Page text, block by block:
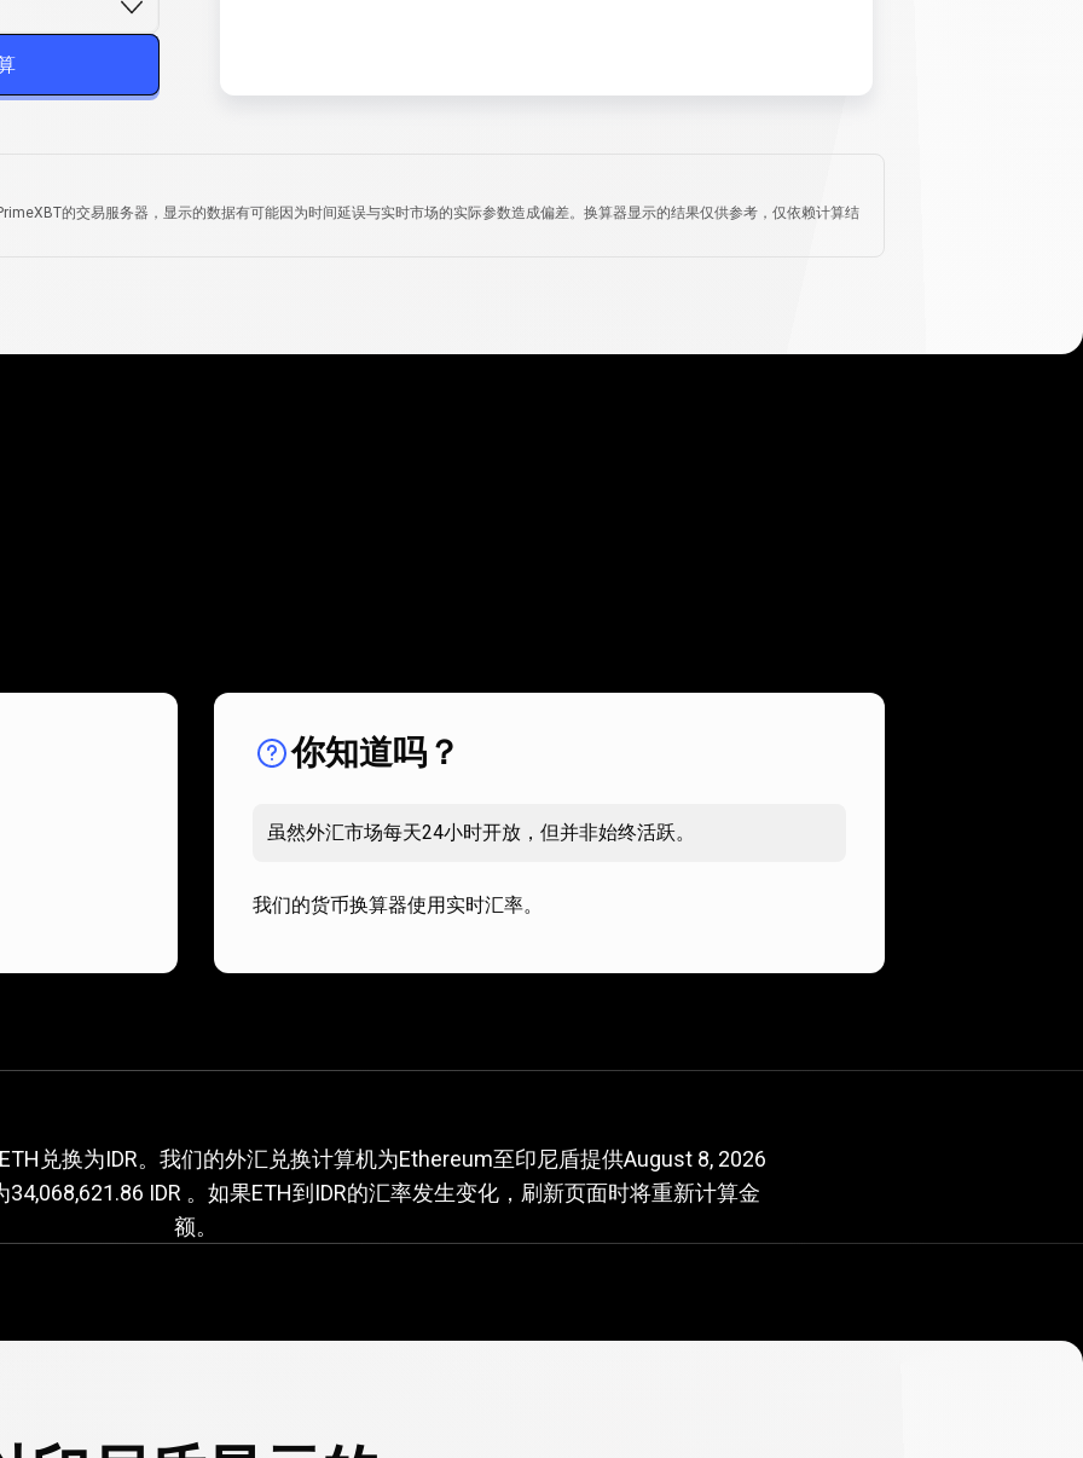
的交易服务器，显示的数据有可能因为时间延误与实时市场的实际参数造成偏差。换算器显示的结果仅供参考，仅依赖计算结
你知道吗？
虽然外汇市场每天24小时开放，但并非始终活跃。
我们的货币换算器使用实时汇率。
换算IDR的汇率
兑换为IDR。我们的外汇兑换计算机为Ethereum至印尼盾提供August 8, 2026
IDR 。如果ETH到IDR的汇率发生变化，刷新页面时将重新计算金
额。